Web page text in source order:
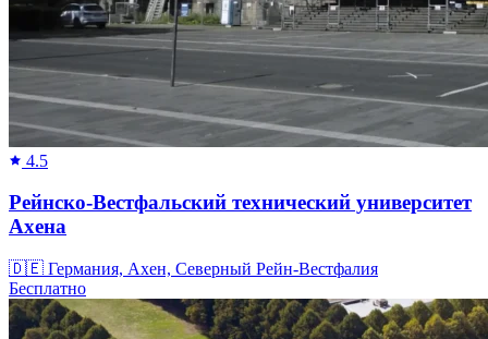
4.5
Рейнско-Вестфальский технический университет
Ахена
🇩🇪 Германия, Ахен, Северный Рейн-Вестфалия
Бесплатно